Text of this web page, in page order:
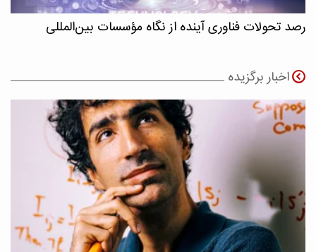
رصد تحولات فناوری آینده از نگاه مؤسسات بین‌المللی
اخبار برگزیده